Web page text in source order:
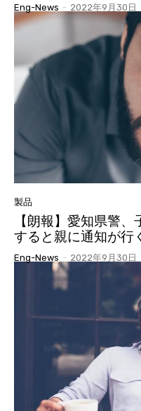
Eng-News - 2022年9月30日
製品
【朗報】愛知県警
すると親に通知が行
Eng-News - 2022年9月30日